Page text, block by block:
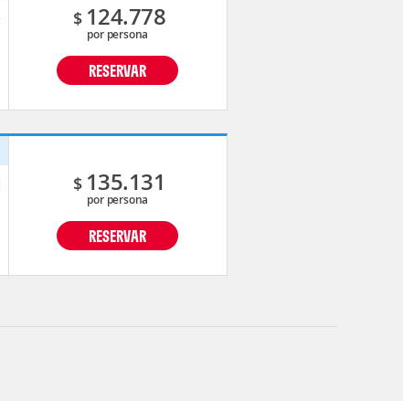
$ 124.778
por persona
RESERVAR
$ 135.131
por persona
RESERVAR